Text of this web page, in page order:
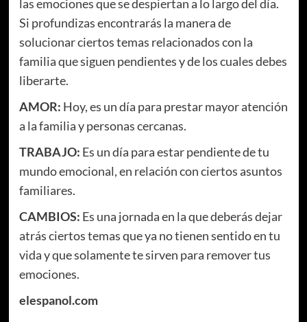
las emociones que se despiertan a lo largo del día.
Si profundizas encontrarás la manera de
solucionar ciertos temas relacionados con la
familia que siguen pendientes y de los cuales debes
liberarte.
AMOR: Hoy, es un día para prestar mayor atención
a la familia y personas cercanas.
TRABAJO: Es un día para estar pendiente de tu
mundo emocional, en relación con ciertos asuntos
familiares.
CAMBIOS: Es una jornada en la que deberás dejar
atrás ciertos temas que ya no tienen sentido en tu
vida y que solamente te sirven para remover tus
emociones.
elespanol.com